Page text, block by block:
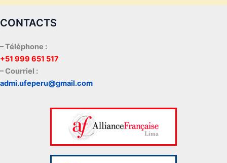
CONTACTS
– Téléphone :
+51 999 651 517
– Courriel :
admi.ufeperu@gmail.com